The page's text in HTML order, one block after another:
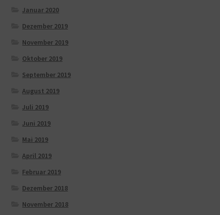
Januar 2020
Dezember 2019
November 2019
Oktober 2019
September 2019
August 2019
Juli 2019
Juni 2019
Mai 2019
April 2019
Februar 2019
Dezember 2018
November 2018